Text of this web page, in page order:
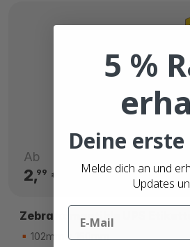
Ab
2,99 €
Zebra kompatible UPS
102mm x 150mm
5 %
Deine
Melde dich an und
Updates
Email